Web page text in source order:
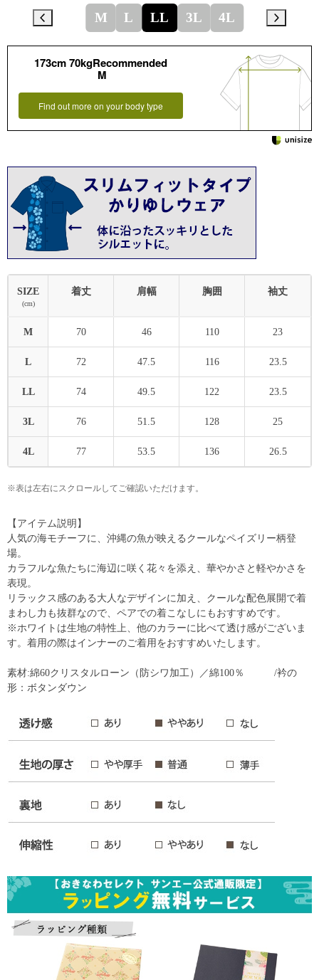
M L LL 3L 4L
173cm 70kgRecommended
M
Find out more on your body type
SIZE
(cm)
着丈 肩幅 胸囲 袖丈
M 70 46 110 23
L 72 47.5 116 23.5
LL 74 49.5 122 23.5
3L 76 51.5 128 25
4L 77 53.5 136 26.5
※表は左右にスクロールしてご確認いただけます。
【アイテム説明】
人気の海モチーフに、沖縄の魚が映えるクールなペイズリー柄登
場。
カラフルな魚たちに海辺に咲く花々を添え、華やかさと軽やかさを
表現。
リラックス感のある大人なデザインに加え、クールな配色展開で着
まわし力も抜群なので、ペアでの着こなしにもおすすめです。
※ホワイトは生地の特性上、他のカラーに比べて透け感がございま
す。着用の際はインナーのご着用をおすすめいたします。
素材:綿60クリスタルローン（防シワ加工）／綿100％ /衿の
形：ボタンダウン